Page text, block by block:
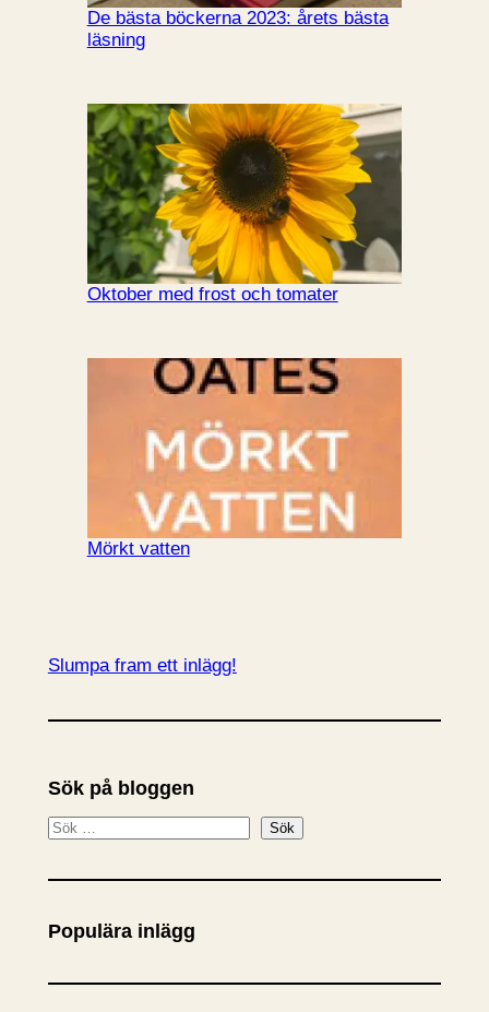
De bästa böckerna 2023: årets bästa
läsning
Oktober med frost och tomater
Mörkt vatten
Slumpa fram ett inlägg!
Sök på bloggen
S
k
Sök
Populära inlägg